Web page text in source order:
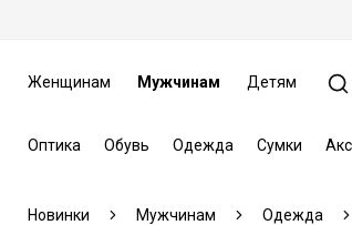
Женщинам Мужчинам Детям
Оптика Обувь Одежда Сумки
Новинки Мужчинам Одежда